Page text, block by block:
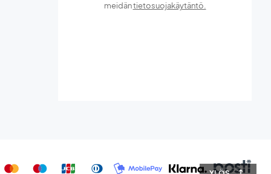
meidäntietosuojakäytäntö.